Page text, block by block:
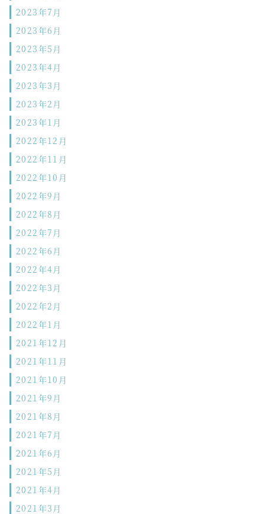
2023年7月
2023年6月
2023年5月
2023年4月
2023年3月
2023年2月
2023年1月
2022年12月
2022年11月
2022年10月
2022年9月
2022年8月
2022年7月
2022年6月
2022年4月
2022年3月
2022年2月
2022年1月
2021年12月
2021年11月
2021年10月
2021年9月
2021年8月
2021年7月
2021年6月
2021年5月
2021年4月
2021年3月